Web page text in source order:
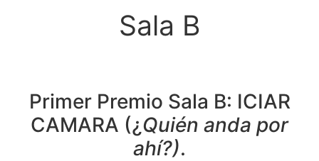
Sala B
Primer Premio Sala B: ICIAR
CAMARA (¿Quién anda por
ahí?).